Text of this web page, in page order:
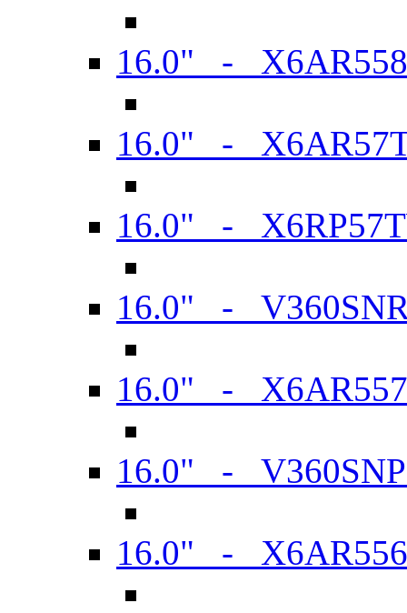
16.0" -
16.0" -
16.0" -
16.0" -
16.0" -
16.0" -
16.0" -